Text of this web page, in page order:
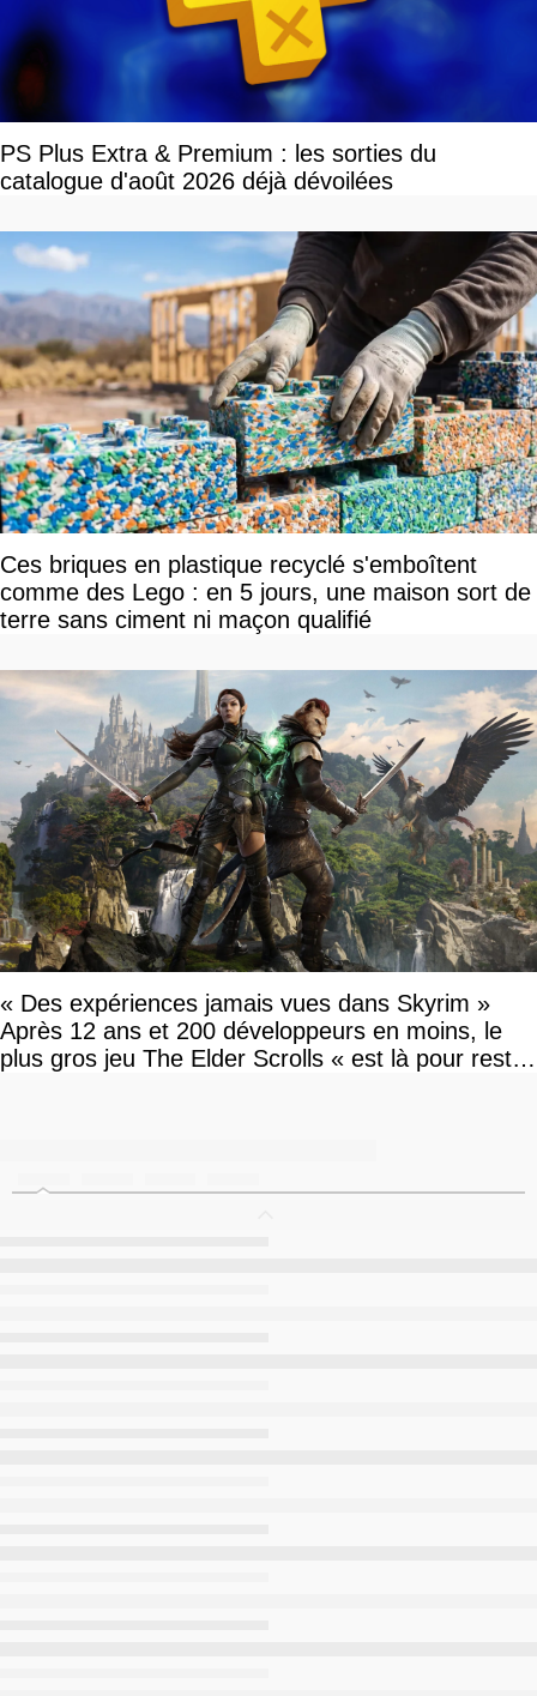
PS Plus Extra & Premium : les sorties du
catalogue d'août 2026 déjà dévoilées
Ces briques en plastique recyclé s'emboîtent
comme des Lego : en 5 jours, une maison sort de
terre sans ciment ni maçon qualifié
« Des expériences jamais vues dans Skyrim »
Après 12 ans et 200 développeurs en moins, le
plus gros jeu The Elder Scrolls « est là pour rester